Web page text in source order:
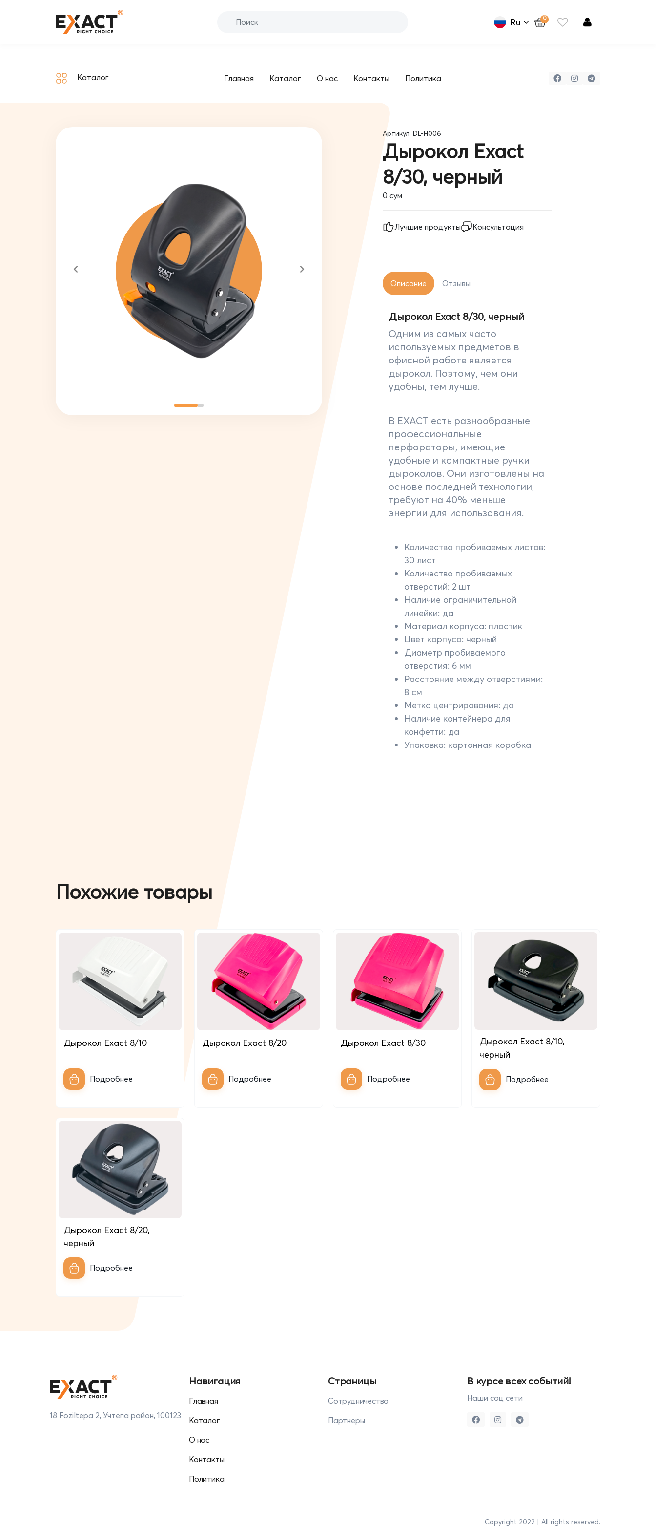
Ru 0
Каталог Главная Каталог О нас Контакты Политика
Артикул: DL-H006
Дырокол Exact
8/30, черный
0 сум
Лучшие продукты Консультация
Описание Отзывы
Дырокол Exact 8/30, черный
Одним из самых часто
используемых предметов в
офисной работе является
дырокол. Поэтому, чем они
удобны, тем лучше.
В EXACT есть разнообразные
профессиональные
перфораторы, имеющие
удобные и компактные ручки
дыроколов. Они изготовлены на
основе последней технологии,
требуют на 40% меньше
энергии для использования.
Количество пробиваемых листов:
30 лист
Количество пробиваемых
отверстий: 2 шт
Наличие ограничительной
линейки: да
Материал корпуса: пластик
Цвет корпуса: черный
Диаметр пробиваемого
отверстия: 6 мм
Расстояние между отверстиями:
8 см
Метка центрирования: да
Наличие контейнера для
конфетти: да
Упаковка: картонная коробка
Похожие товары
Дырокол Exact 8/10
Подробнее
Дырокол Exact 8/20
Подробнее
Дырокол Exact 8/30
Подробнее
Дырокол Exact 8/10,
черный
Подробнее
Дырокол Exact 8/20,
черный
Подробнее
18 Foziltepa 2, Учтепа район, 100123
Навигация
Главная
Каталог
О нас
Контакты
Политика
Страницы
Сотрудничество
Партнеры
В курсе всех событий!
Наши соц сети
Copyright 2022 | All rights reserved.